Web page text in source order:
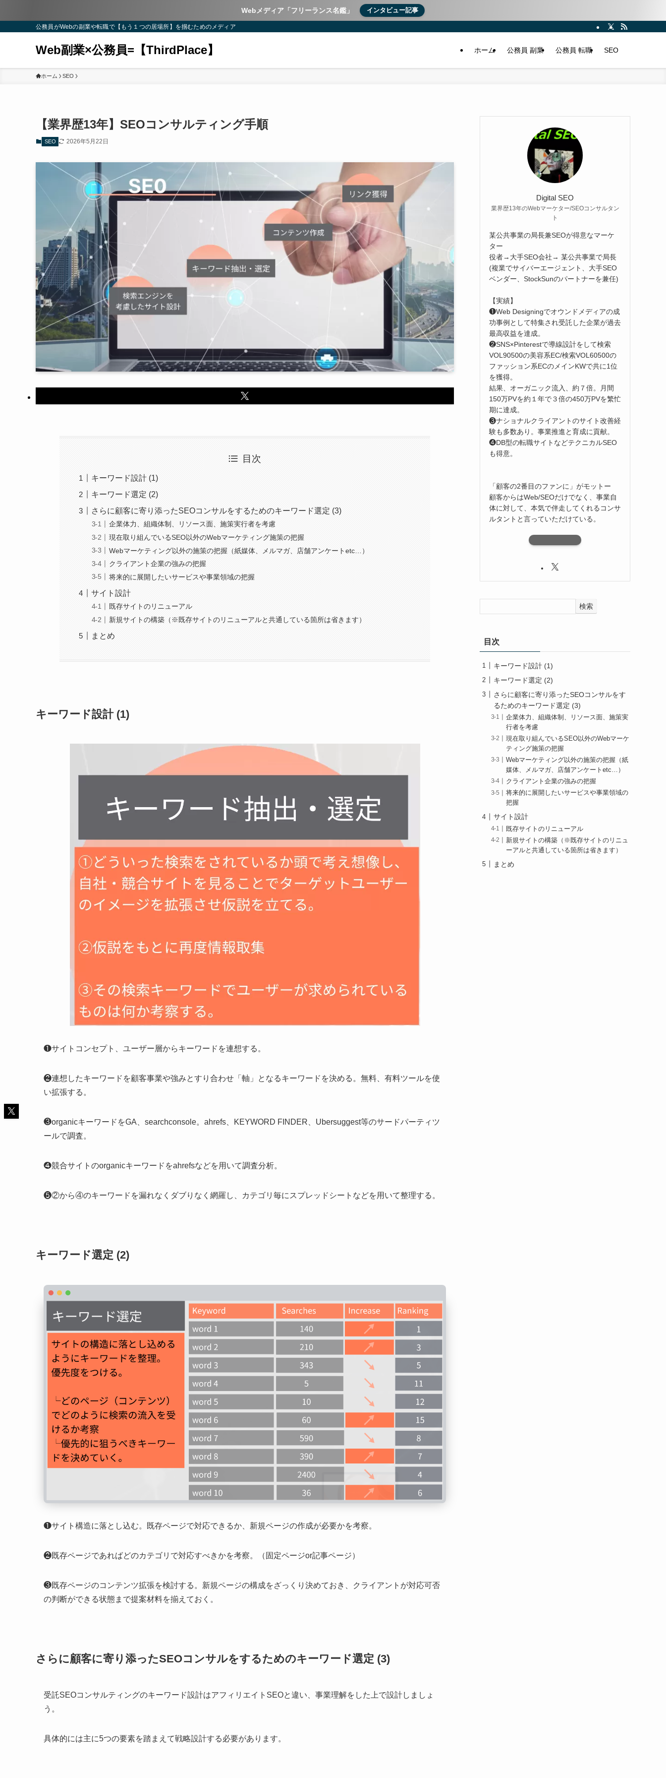
Webメディア「フリーランス名鑑」 インタビュー記事
公務員がWebの副業や転職で【もう１つの居場所】を掴むためのメディア
Web副業×公務員=【ThirdPlace】 ホーム 公務員 副業 公務員 転職 SEO
ホーム SEO
【業界歴13年】SEOコンサルティング手順
SEO 2026年5月22日
目次
キーワード設計 (1)
キーワード選定 (2)
さらに顧客に寄り添ったSEOコンサルをするためのキーワード選定 (3)
企業体力、組織体制、リソース面、施策実行者を考慮
現在取り組んでいるSEO以外のWebマーケティング施策の把握
Webマーケティング以外の施策の把握（紙媒体、メルマガ、店舗アンケートetc…）
クライアント企業の強みの把握
将来的に展開したいサービスや事業領域の把握
サイト設計
既存サイトのリニューアル
新規サイトの構築（※既存サイトのリニューアルと共通している箇所は省きます）
まとめ
キーワード設計 (1)
❶サイトコンセプト、ユーザー層からキーワードを連想する。
❷連想したキーワードを顧客事業や強みとすり合わせ「軸」となるキーワードを決める。無料、有料ツールを使
い拡張する。
❸organicキーワードをGA、searchconsole。ahrefs、KEYWORD FINDER、Ubersuggest等のサードパーティツ
ールで調査。
❹競合サイトのorganicキーワードをahrefsなどを用いて調査分析。
❺②から④のキーワードを漏れなくダブりなく網羅し、カテゴリ毎にスプレッドシートなどを用いて整理する。
キーワード選定 (2)
❶サイト構造に落とし込む。既存ページで対応できるか、新規ページの作成が必要かを考察。
❷既存ページであればどのカテゴリで対応すべきかを考察。（固定ページor記事ページ）
❸既存ページのコンテンツ拡張を検討する。新規ページの構成をざっくり決めておき、クライアントが対応可否
の判断ができる状態まで提案材料を揃えておく。
さらに顧客に寄り添ったSEOコンサルをするためのキーワード選定 (3)
受託SEOコンサルティングのキーワード設計はアフィリエイトSEOと違い、事業理解をした上で設計しましょ
う。
具体的には主に5つの要素を踏まえて戦略設計する必要があります。
Digital SEO
業界歴13年のWebマーケター/SEOコンサルタン
ト
某公共事業の局長兼SEOが得意なマーケ
ター
役者→大手SEO会社→ 某公共事業で局長
(複業でサイバーエージェント、大手SEO
ベンダー、StockSunのパートナーを兼任)
【実績】
❶Web Designingでオウンドメディアの成
功事例として特集され受託した企業が過去
最高収益を達成。
❷SNS×Pinterestで導線設計をして検索
VOL90500の美容系EC/検索VOL60500の
ファッション系ECのメインKWで共に1位
を獲得。
結果、オーガニック流入、約７倍。月間
150万PVを約１年で３倍の450万PVを繁忙
期に達成。
❸ナショナルクライアントのサイト改善経
験も多数あり。事業推進と育成に貢献。
❹DB型の転職サイトなどテクニカルSEO
も得意。
「顧客の2番目のファンに」がモットー
顧客からはWeb/SEOだけでなく、事業自
体に対して、本気で伴走してくれるコンサ
ルタントと言っていただけている。
検索
目次
キーワード設計 (1)
キーワード選定 (2)
さらに顧客に寄り添ったSEOコンサルをす
るためのキーワード選定 (3)
企業体力、組織体制、リソース面、施策実
行者を考慮
現在取り組んでいるSEO以外のWebマーケ
ティング施策の把握
Webマーケティング以外の施策の把握（紙
媒体、メルマガ、店舗アンケートetc…）
クライアント企業の強みの把握
将来的に展開したいサービスや事業領域の
把握
サイト設計
既存サイトのリニューアル
新規サイトの構築（※既存サイトのリニュ
ーアルと共通している箇所は省きます）
まとめ